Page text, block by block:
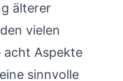
älterer
vielen
acht Aspekte
sinnvolle